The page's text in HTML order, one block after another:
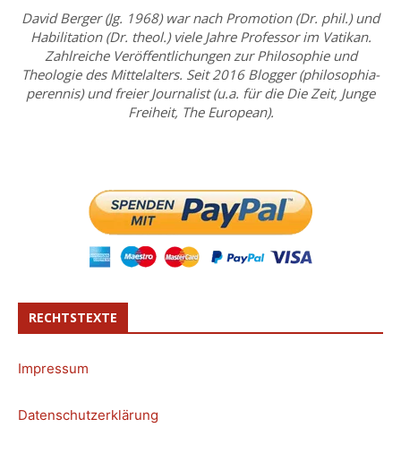
David Berger (Jg. 1968) war nach Promotion (Dr. phil.) und
Habilitation (Dr. theol.) viele Jahre Professor im Vatikan.
Zahlreiche Veröffentlichungen zur Philosophie und
Theologie des Mittelalters. Seit 2016 Blogger (philosophia-
perennis) und freier Journalist (u.a. für die Die Zeit, Junge
Freiheit, The European).
RECHTSTEXTE
Impressum
Datenschutzerklärung